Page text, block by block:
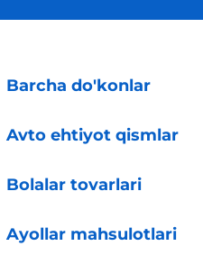
Barcha do'konlar
Avto ehtiyot qismlar
Bolalar tovarlari
Ayollar mahsulotlari